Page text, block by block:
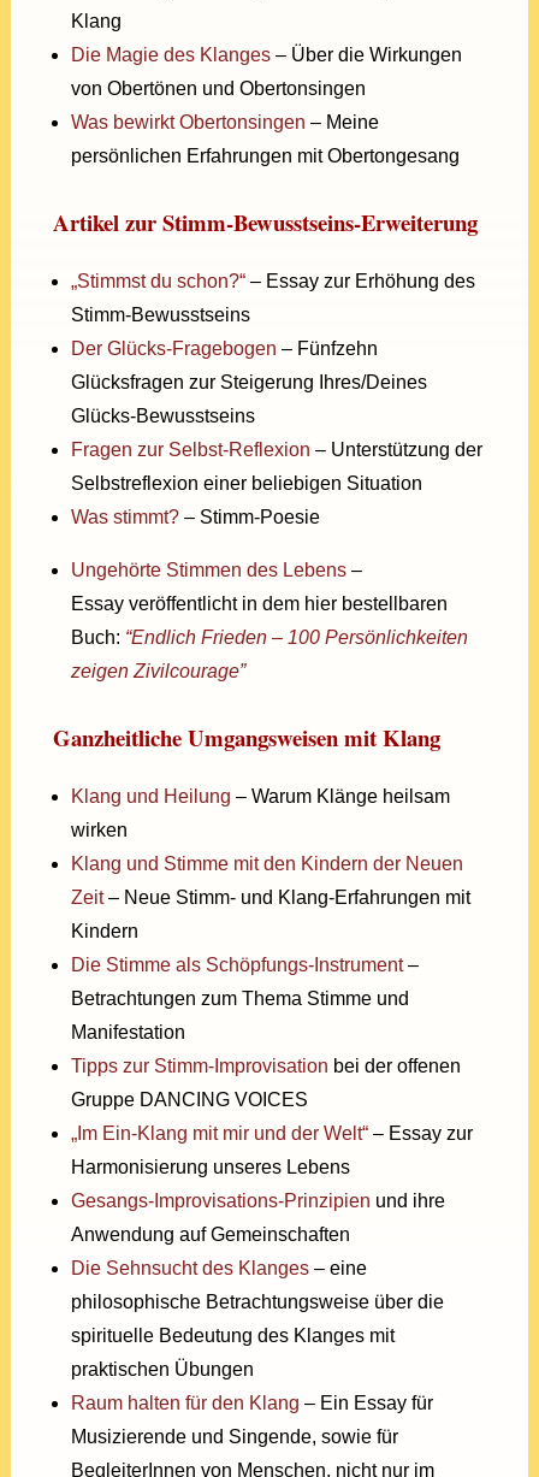
Klang
Die Magie des Klanges – Über die Wirkungen
von Obertönen und Obertonsingen
Was bewirkt Obertonsingen – Meine
persönlichen Erfahrungen mit Obertongesang
Artikel zur Stimm-Bewusstseins-Erweiterung
„Stimmst du schon?“ – Essay zur Erhöhung des
Stimm-Bewusstseins
Der Glücks-Fragebogen – Fünfzehn
Glücksfragen zur Steigerung Ihres/Deines
Glücks-Bewusstseins
Fragen zur Selbst-Reflexion – Unterstützung der
Selbstreflexion einer beliebigen Situation
Was stimmt? – Stimm-Poesie
Ungehörte Stimmen des Lebens –
Essay veröffentlicht in dem hier bestellbaren
Buch: “Endlich Frieden – 100 Persönlichkeiten
zeigen Zivilcourage”
Ganzheitliche Umgangsweisen mit Klang
Klang und Heilung – Warum Klänge heilsam
wirken
Klang und Stimme mit den Kindern der Neuen
Zeit– Neue Stimm- und Klang-Erfahrungen mit
Kindern
Die Stimme als Schöpfungs-Instrument–
Betrachtungen zum Thema Stimme und
Manifestation
Tipps zur Stimm-Improvisation bei der offenen
Gruppe DANCING VOICES
„Im Ein-Klang mit mir und der Welt“ – Essay zur
Harmonisierung unseres Lebens
Gesangs-Improvisations-Prinzipien und ihre
Anwendung auf Gemeinschaften
Die Sehnsucht des Klanges – eine
philosophische Betrachtungsweise über die
spirituelle Bedeutung des Klanges mit
praktischen Übungen
Raum halten für den Klang – Ein Essay für
Musizierende und Singende, sowie für
BegleiterInnen von Menschen, nicht nur im